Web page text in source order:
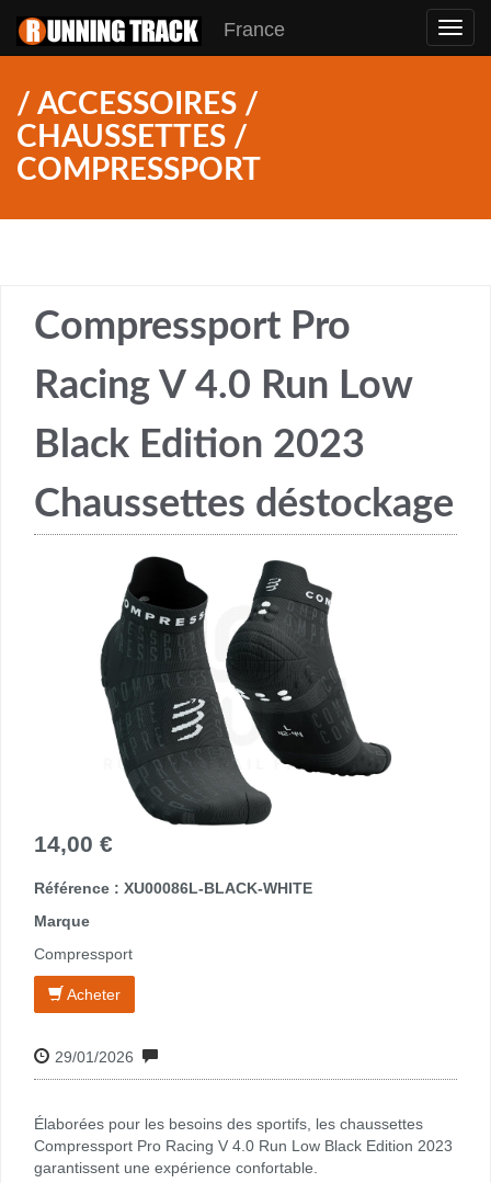
France
/ ACCESSOIRES /
CHAUSSETTES /
COMPRESSPORT
Compressport Pro
Racing V 4.0 Run Low
Black Edition 2023
Chaussettes déstockage
14,00 €
Référence : XU00086L-BLACK-WHITE
Marque
Compressport
Acheter
29/01/2026
Élaborées pour les besoins des sportifs, les chaussettes
Compressport Pro Racing V 4.0 Run Low Black Edition 2023
garantissent une expérience confortable.